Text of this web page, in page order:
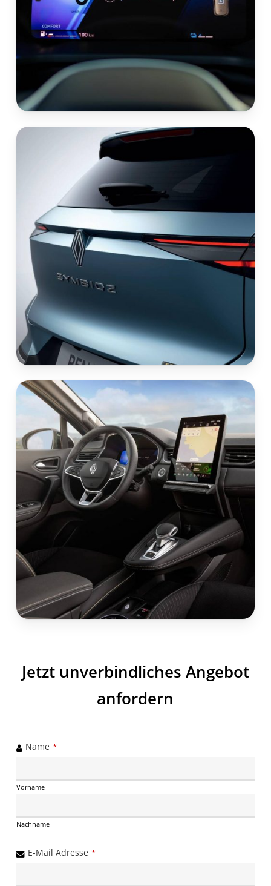
Jetzt unverbindliches Angebot
anfordern
Name *
Vorname
Nachname
E-Mail Adresse *